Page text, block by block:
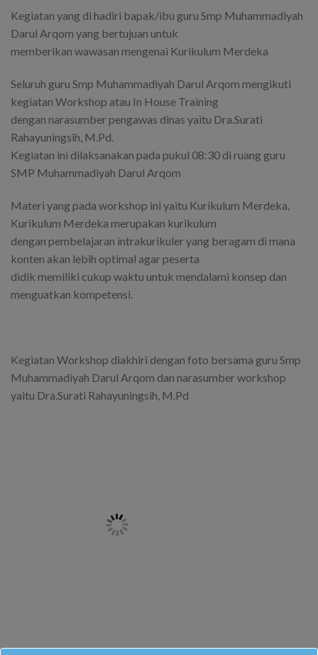
Kegiatan yang di hadiri bapak/ibu guru Smp Muhammadiyah
Darul Arqom yang bertujuan untuk
memberikan wawasan mengenai Kurikulum Merdeka
Seluruh guru Smp Muhammadiyah Darul Arqom mengikuti
kegiatan Workshop atau In House Training
dengan narasumber pengawas dinas yaitu Dra.Surati
Rahayuningsih, M.Pd.
Kegiatan ini dilaksanakan pada pukul 08:30 di ruang guru
SMP Muhammadiyah Darul Arqom
Materi yang pada workshop ini yaitu Kurikulum Merdeka,
Kurikulum Merdeka merupakan kurikulum
dengan pembelajaran intrakurikuler yang beragam di mana
konten akan lebih optimal agar peserta
didik memiliki cukup waktu untuk mendalami konsep dan
menguatkan kompetensi.
Kegiatan Workshop diakhiri dengan foto bersama guru Smp
Muhammadiyah Darul Arqom dan narasumber workshop
yaitu Dra.Surati Rahayuningsih, M.Pd